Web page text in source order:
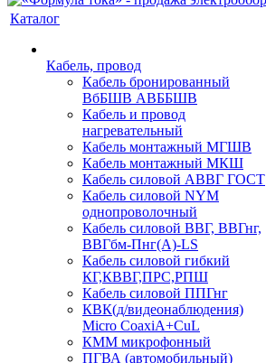
Каталог
Кабель, провод
Кабель бронированный
ВбБШВ АВББШВ
Кабель и провод
нагревательный
Кабель монтажный МГШВ
Кабель монтажный МКШ
Кабель силовой АВВГ ГОСТ
Кабель силовой NYM
однопроволочный
Кабель силовой ВВГ, ВВГнг,
ВВГбм-Пнг(А)-LS
Кабель силовой гибкий
КГ,КВВГ,ПРС,РПШ
Кабель силовой ППГнг
КВК(д/видеонаблюдения)
Micro CoaxiA+CuL
КММ микрофонный
ПГВА (автомобильный)